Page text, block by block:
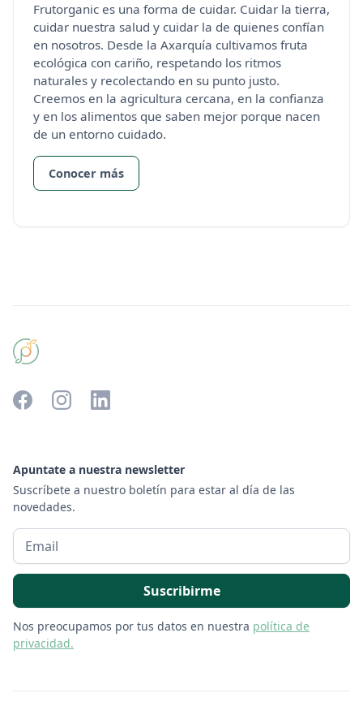
Frutorganic es una forma de cuidar. Cuidar la tierra,
cuidar nuestra salud y cuidar la de quienes confían
en nosotros. Desde la Axarquía cultivamos fruta
ecológica con cariño, respetando los ritmos
naturales y recolectando en su punto justo.
Creemos en la agricultura cercana, en la confianza
y en los alimentos que saben mejor porque nacen
de un entorno cuidado.
Conocer más
Apuntate a nuestra newsletter
Suscríbete a nuestro boletín para estar al día de las
novedades.
Nos preocupamos por tus datos en nuestra política de
privacidad.